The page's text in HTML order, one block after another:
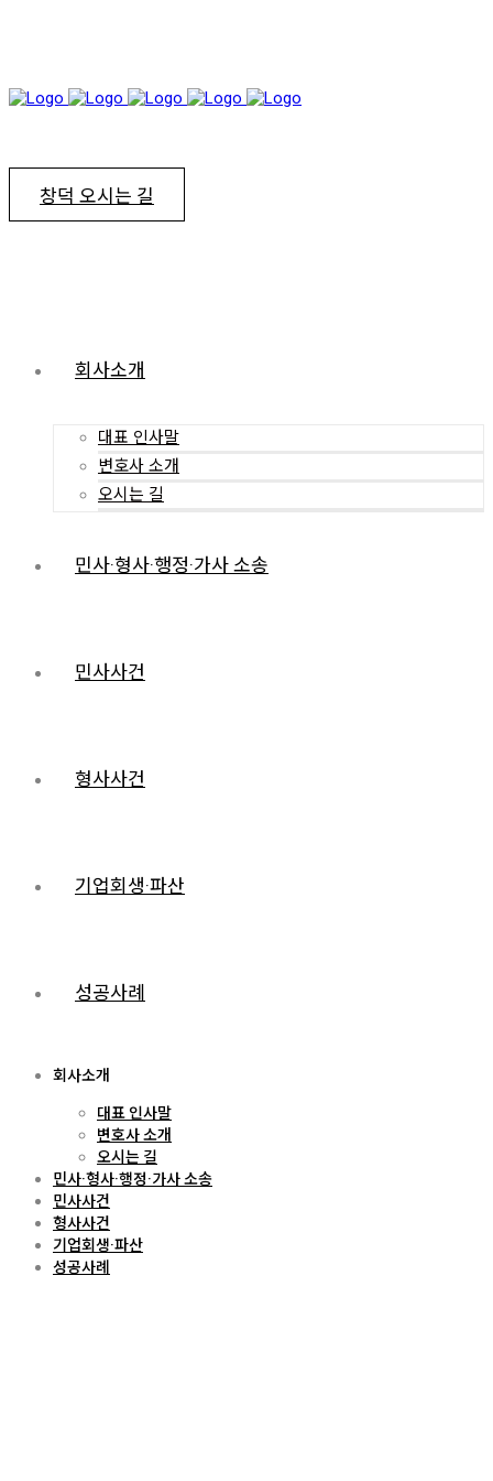
창덕 오시는 길
회사소개
대표 인사말
변호사 소개
오시는 길
민사·형사·행정·가사 소송
민사사건
형사사건
기업회생·파산
성공사례
회사소개
대표 인사말
변호사 소개
오시는 길
민사·형사·행정·가사 소송
민사사건
형사사건
기업회생·파산
성공사례